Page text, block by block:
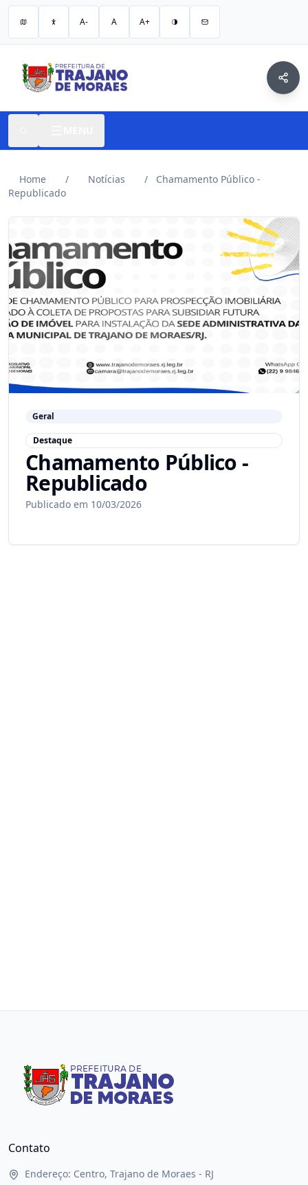
A- A A+
Home / Notícias /
Chamamento Público -
Republicado
Geral
Destaque
Chamamento Público -
Republicado
Publicado em 10/03/2026
Contato
Endereço: Centro, Trajano de Moraes - RJ